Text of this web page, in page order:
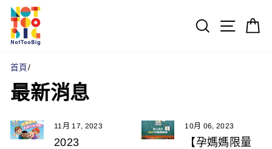
搜尋 網站
首頁 /
最新消息
11月 17, 2023
2023
10月 06, 2023
【孕媽媽限量